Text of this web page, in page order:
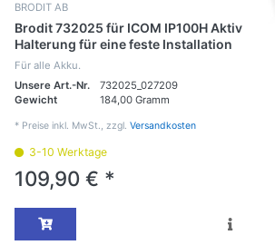
BRODIT AB
Brodit 732025 für ICOM IP100H Aktiv
Halterung für eine feste Installation
Für alle Akku.
Unsere Art.-Nr.
732025_027209
Gewicht
184,00 Gramm
* Preise inkl. MwSt., zzgl. Versandkosten
3-10 Werktage
109,90 € *